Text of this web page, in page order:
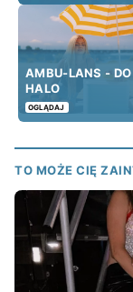
AMBU-LANS - DO
HALO
OGLĄDAJ
TO MOŻE CIĘ